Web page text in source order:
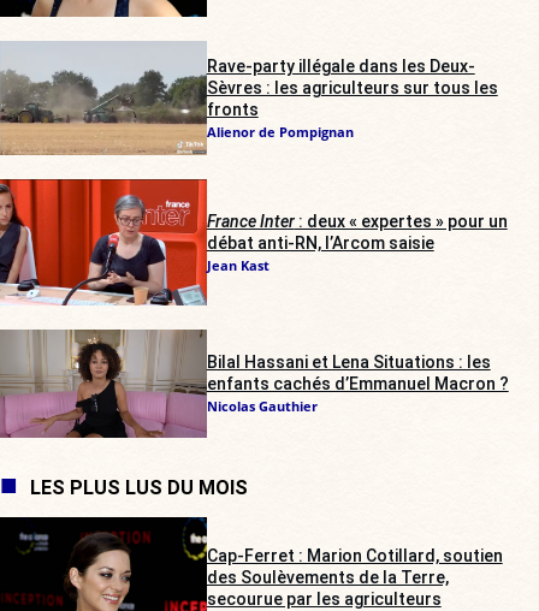
Rave-party illégale dans les Deux-
Sèvres : les agriculteurs sur tous les
fronts
Alienor de Pompignan
France Inter: deux « expertes » pour un
débat anti-RN, l’Arcom saisie
Jean Kast
Bilal Hassani et Lena Situations : les
enfants cachés d’Emmanuel Macron ?
Nicolas Gauthier
LES PLUS LUS DU MOIS
Cap-Ferret : Marion Cotillard, soutien
des Soulèvements de la Terre,
secourue par les agriculteurs